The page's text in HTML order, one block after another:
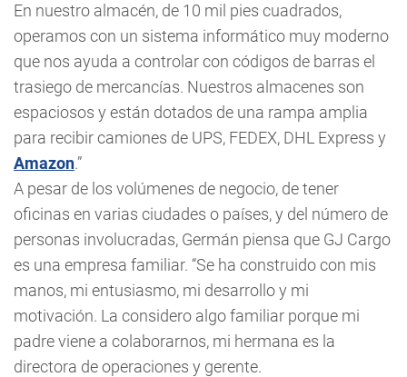
En nuestro almacén, de 10 mil pies cuadrados,
operamos con un sistema informático muy moderno
que nos ayuda a controlar con códigos de barras el
trasiego de mercancías. Nuestros almacenes son
espaciosos y están dotados de una rampa amplia
para recibir camiones de UPS, FEDEX, DHL Express y
Amazon.”
A pesar de los volúmenes de negocio, de tener
oficinas en varias ciudades o países, y del número de
personas involucradas, Germán piensa que GJ Cargo
es una empresa familiar. “Se ha construido con mis
manos, mi entusiasmo, mi desarrollo y mi
motivación. La considero algo familiar porque mi
padre viene a colaborarnos, mi hermana es la
directora de operaciones y gerente.